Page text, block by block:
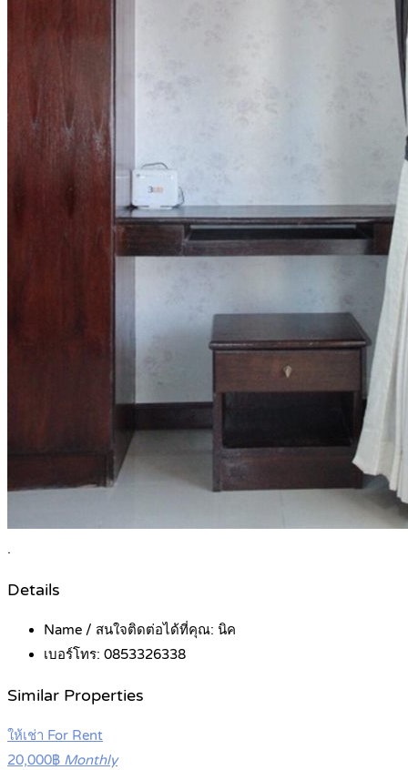
.
Details
Name / สนใจติดต่อได้ที่คุณ: นิค
เบอร์โทร: 0853326338
Similar Properties
ให้เช่า For Rent
20,000฿ Monthly